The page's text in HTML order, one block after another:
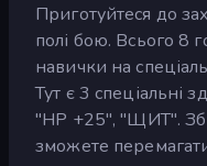
Приготуйтеся до
полі бою. Всього 8
навички на
Тут є 3 спеціальні
"HP +25", "ЩИТ".
зможете